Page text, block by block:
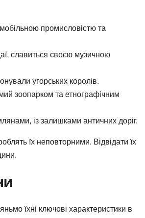
промисловістю та
славиться своєю музичною
угорських королів.
зоопарком та етнографічним
із залишками античних доріг.
їх неповторними. Відвідати їх
їхні ключові характеристики в